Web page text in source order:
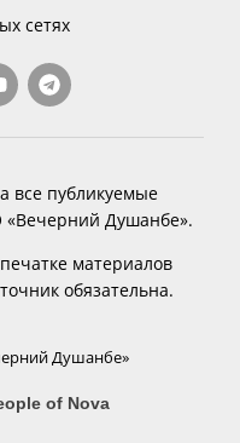
сетях
все публикуемые
Душанбе».
материалов
обязательна.
Душанбе»
of Nova